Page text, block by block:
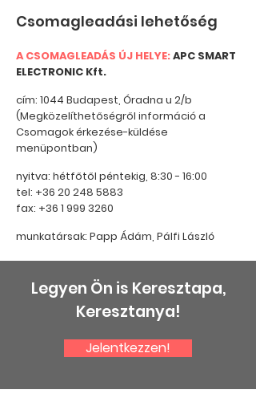
Csomagleadási lehetőség
A CSOMAGLEADÁS ÚJ HELYE:APC SMART
ELECTRONIC Kft.
cím: 1044 Budapest, Óradna u 2/b
(Megközelíthetőségről információ a
Csomagok érkezése-küldése
menüpontban)
nyitva: hétfőtől péntekig, 8:30 - 16:00
tel: +36 20 248 5883
fax: +36 1 999 3260
munkatársak: Papp Ádám, Pálfi László
Legyen Ön is Keresztapa,
Keresztanya!
Jelentkezzen!